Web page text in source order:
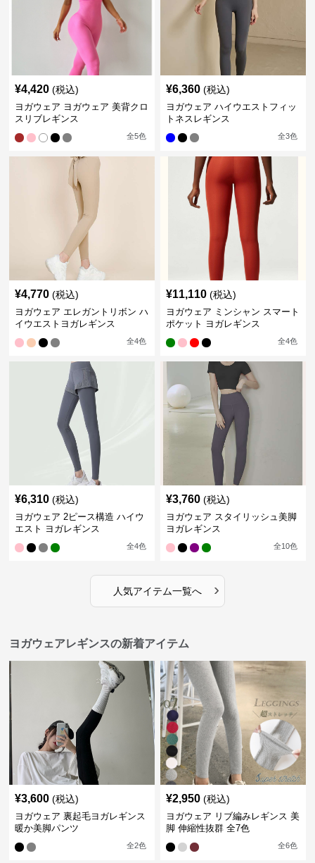
¥4,420 (税込)
ヨガウェア ヨガウェア 美背クロ
スリブレギンス
全5色
¥6,360 (税込)
ヨガウェア ハイウエストフィッ
トネスレギンス
全3色
¥4,770 (税込)
ヨガウェア エレガントリボン ハ
イウエストヨガレギンス
全4色
¥11,110 (税込)
ヨガウェア ミンシャン スマート
ポケット ヨガレギンス
全4色
¥6,310 (税込)
ヨガウェア 2ピース構造 ハイウ
エスト ヨガレギンス
全4色
¥3,760 (税込)
ヨガウェア スタイリッシュ美脚
ヨガレギンス
全10色
人気アイテム一覧へ ›
ヨガウェアレギンスの新着アイテム
¥3,600 (税込)
ヨガウェア 裏起毛ヨガレギンス
暖か美脚パンツ
全2色
¥2,950 (税込)
ヨガウェア リブ編みレギンス 美
脚 伸縮性抜群 全7色
全6色